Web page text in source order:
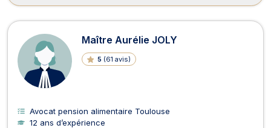
Maître Aurélie JOLY
5 (61 avis)
Avocat pension alimentaire Toulouse
12 ans d’expérience